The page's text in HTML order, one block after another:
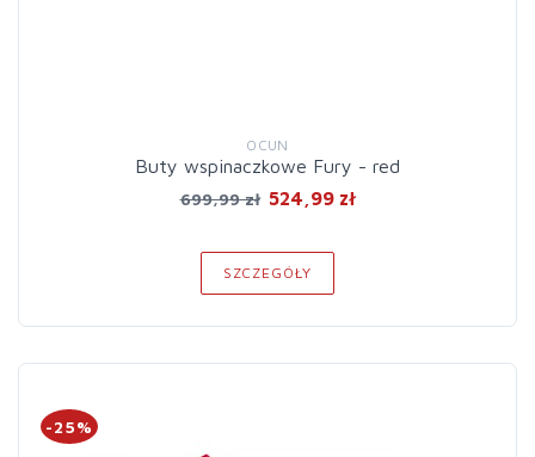
OCUN
Buty wspinaczkowe Fury - red
699,99 zł 524,99 zł
SZCZEGÓŁY
-25%